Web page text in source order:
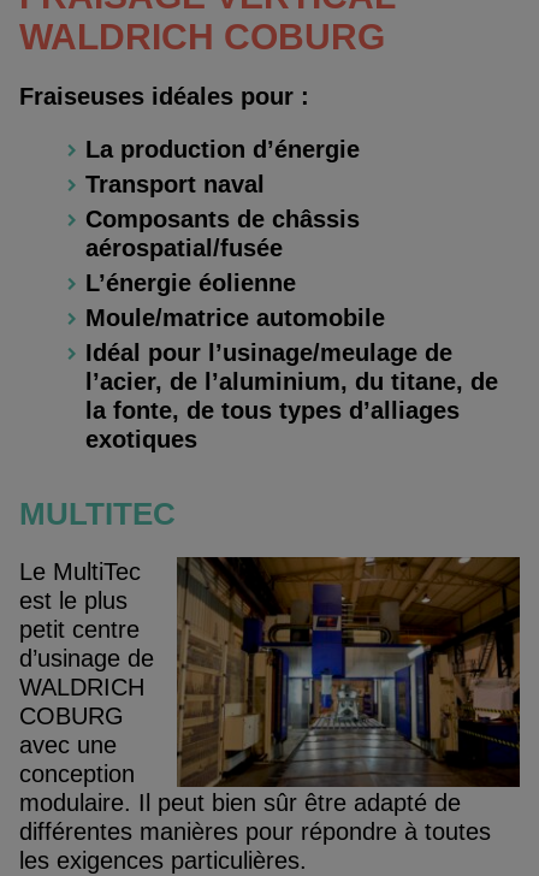
WALDRICH COBURG
Fraiseuses idéales pour :
La production d’énergie
Transport naval
Composants de châssis
aérospatial/fusée
L’énergie éolienne
Moule/matrice automobile
Idéal pour l’usinage/meulage de
l’acier, de l’aluminium, du titane, de
la fonte, de tous types d’alliages
exotiques
MULTITEC
Le MultiTec
est le plus
petit centre
d’usinage de
WALDRICH
COBURG
avec une
conception
modulaire. Il peut bien sûr être adapté de
différentes manières pour répondre à toutes
les exigences particulières.